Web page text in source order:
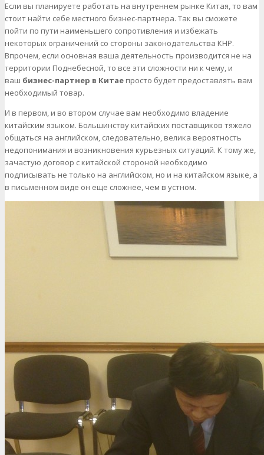
Если вы планируете работать на внутреннем рынке Китая, то вам
стоит найти себе местного бизнес-партнера. Так вы сможете
пойти по пути наименьшего сопротивления и избежать
некоторых ограничений со стороны законодательства КНР.
Впрочем, если основная ваша деятельность производится не на
территории Поднебесной, то все эти сложности ни к чему, и
ваш бизнес-партнер в Китае просто будет предоставлять вам
необходимый товар.
И в первом, и во втором случае вам необходимо владение
китайским языком. Большинству китайских поставщиков тяжело
общаться на английском, следовательно, велика вероятность
недопонимания и возникновения курьезных ситуаций. К тому же,
зачастую договор с китайской стороной необходимо
подписывать не только на английском, но и на китайском языке, а
в письменном виде он еще сложнее, чем в устном.